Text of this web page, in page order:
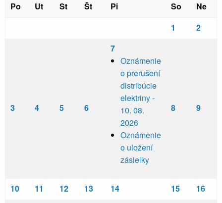
Po
Ut St Št Pi So
Ne
1
2
3 4 5 6
7
Oznámenie
o prerušení
distribúcie
elektriny -
10. 08.
2026
Oznámenie
o uložení
zásielky
8 9
10 11 12 13 14 15
16